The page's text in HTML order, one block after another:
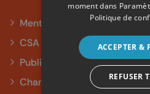
Mentions légales
CSA
Publicité
Charte sur l'égalité et la
moment dans
Politique de
ACCEPTER &
REFUSER